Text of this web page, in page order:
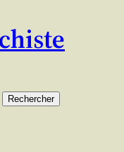
Rechercher